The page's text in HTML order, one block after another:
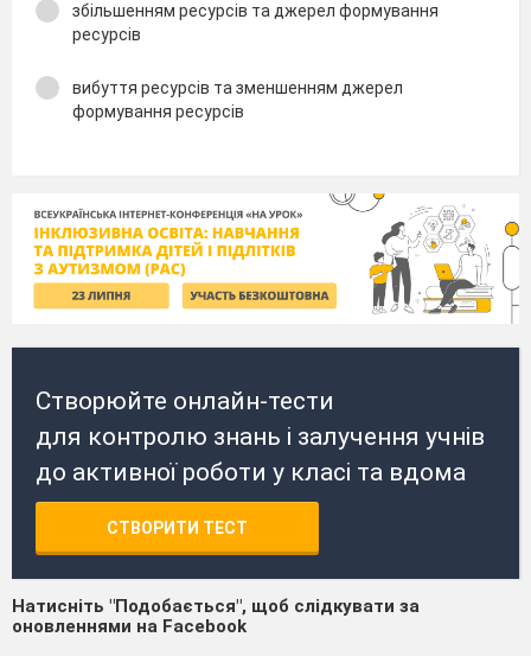
збільшенням ресурсів та джерел формування
ресурсів
вибуття ресурсів та зменшенням джерел
формування ресурсів
Створюйте онлайн-тести
для контролю знань і залучення учнів
до активної роботи у класі та вдома
СТВОРИТИ ТЕСТ
Натисніть "Подобається", щоб слідкувати за
оновленнями на Facebook